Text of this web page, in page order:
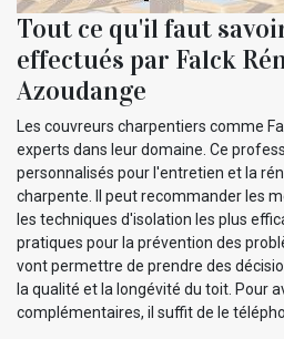
Tout ce qu'il faut
effectués par Falck
Azoudange
Les couvreurs charpentiers comme
experts dans leur domaine. Ce
personnalisés pour l'entretien et la
charpente. Il peut recommander les
les techniques d'isolation les plus
pratiques pour la prévention des
vont permettre de prendre des
la qualité et la longévité du toit. Pour
complémentaires, il suffit de le